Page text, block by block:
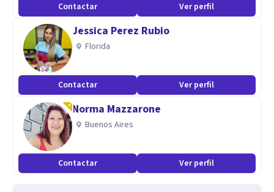
Contactar Ver perfil
Jessica Perez Rubio
Florida
Contactar Ver perfil
Norma Mazzarone
Buenos Aires
Contactar Ver perfil